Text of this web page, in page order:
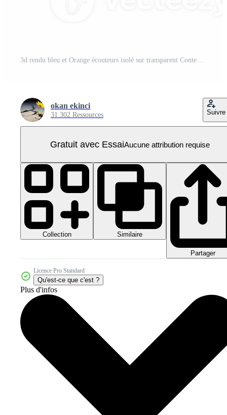
3d rendu bleu et Orange écouteurs isolé sur transparent Contexte PNG Pro
okan ekinci
31 302 Ressources Suivre
Gratuit avec EssaiAucune attribution requise
Collection Similaire
Partager
Licence Pro Standard
Qu'est-ce que c'est ?
Plus d'infos